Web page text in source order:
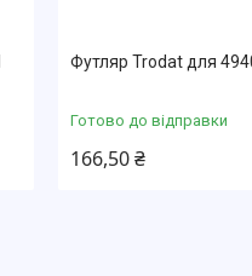
Футляр Trodat для
Готово до відправки
166,50 ₴